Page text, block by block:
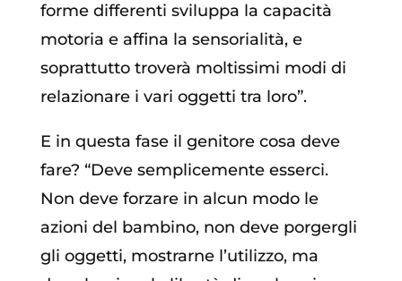
forme differenti sviluppa la capacità
motoria e affina la sensorialità, e
soprattutto troverà moltissimi modi di
relazionare i vari oggetti tra loro”.
E in questa fase il genitore cosa deve
fare? “Deve semplicemente esserci.
Non deve forzare in alcun modo le
azioni del bambino, non deve porgergli
gli oggetti, mostrarne l’utilizzo, ma